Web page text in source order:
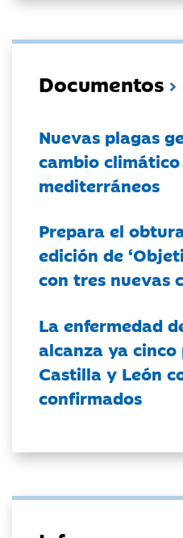
Documentos
Nuevas plagas
cambio
mediterráneos
Prepara el
edición de
con tres nuevas
La enfermedad
alcanza ya
Castilla y León
confirmados